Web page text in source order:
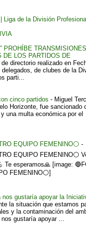
Liga de la División
PROHÍBE
LOS PARTIDOS DE
de directorio realizado en
de clubes de la
parti...
cinco partidos - Miguel
Horizonte, fue sancionado
una multa económica por el
EQUIPO FEMENINO⚪ -
EQUIPO FEMENINO⚪
Te esperamos🙏 [image:
FEMENINO⚪]
nos gustaría apoyar la
la situación que estamos
y la contaminación del
gustaría apoyar ...